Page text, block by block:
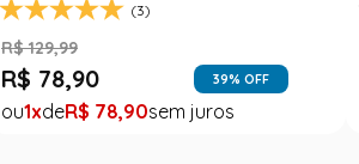
(3)
R$ 129,99
R$ 78,90 39% OFF
1 R$ 78,90